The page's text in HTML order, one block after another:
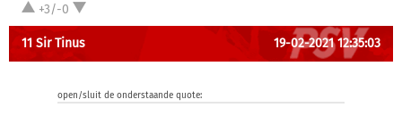
+3/-0
11 Sir Tinus 19-02-2021 12:35:03
open/sluit de onderstaande quote: